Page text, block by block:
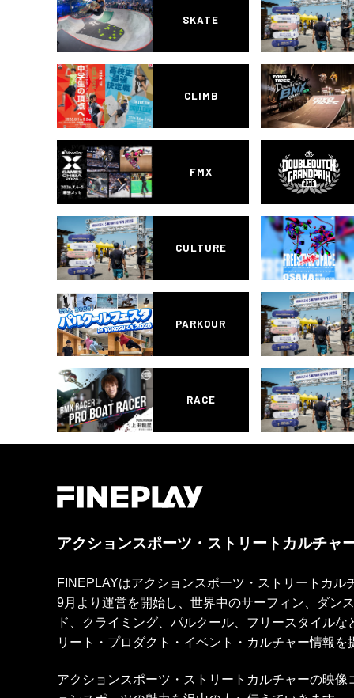
SKATE
CLIMB
FMX
CULTURE
PARKOUR
RACE
アクションスポーツ・ストリートカルチャ
FINEPLAYはアクションスポーツ・ストリートカ
9月より運営を開始し、世界中のサーフィン、ダン
ド、クライミング、パルクール、フリースタイル
リート・プロダクト・イベント・カルチャー情報を
アクションスポーツ・ストリートカルチャーの映